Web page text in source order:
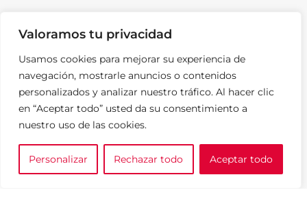
Valoramos tu privacidad
Usamos cookies para mejorar su experiencia de
navegación, mostrarle anuncios o contenidos
personalizados y analizar nuestro tráfico. Al hacer clic
en “Aceptar todo” usted da su consentimiento a
nuestro uso de las cookies.
Personalizar Rechazar todo Aceptar todo
Distribuidores
FAQ
Contacto
Noticias
LEGAL
0